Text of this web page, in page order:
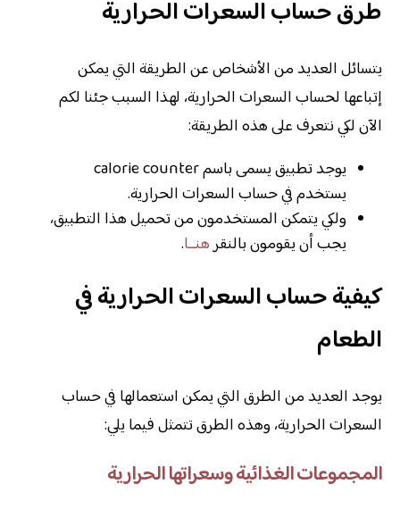
طرق حساب السعرات الحرارية
يتسائل العديد من الأشخاص عن الطريقة التي يمكن
إتباعها لحساب السعرات الحرارية، لهذا السبب جئنا لكم
الآن لكي نتعرف على هذه الطريقة:
يوجد تطبيق يسمى باسم calorie counter
يستخدم في حساب السعرات الحرارية.
ولكي يتمكن المستخدمون من تحميل هذا التطبيق،
يجب أن يقومون بالنقرهنــا.
كيفية حساب السعرات الحرارية في
الطعام
يوجد العديد من الطرق التي يمكن استعمالها في حساب
السعرات الحرارية، وهذه الطرق تتمثل فيما يلي:
المجموعات الغذائية وسعراتها الحرارية